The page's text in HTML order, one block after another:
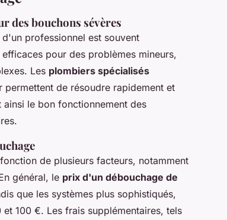
des bouchons sévères
professionnel est souvent
pour des problèmes mineurs,
Les plombiers spécialisés
de résoudre rapidement et
le bon fonctionnement des
de plusieurs facteurs, notamment
général, le prix d'un débouchage de
que les systèmes plus sophistiqués,
100 €. Les frais supplémentaires, tels